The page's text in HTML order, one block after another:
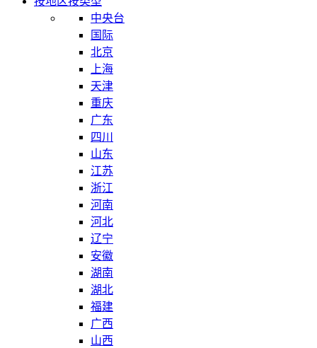
中央台
国际
北京
上海
天津
重庆
广东
四川
山东
江苏
浙江
河南
河北
辽宁
安徽
湖南
湖北
福建
广西
山西